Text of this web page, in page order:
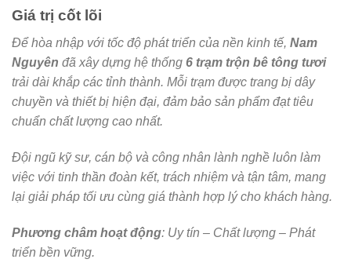
Giá trị cốt lõi
Để hòa nhập với tốc độ phát triển của nền kinh tế, Nam
Nguyên đã xây dựng hệ thống 6 trạm trộn bê tông tươi
trải dài khắp các tỉnh thành. Mỗi trạm được trang bị dây
chuyền và thiết bị hiện đại, đảm bảo sản phẩm đạt tiêu
chuẩn chất lượng cao nhất.
Đội ngũ kỹ sư, cán bộ và công nhân lành nghề luôn làm
việc với tinh thần đoàn kết, trách nhiệm và tận tâm, mang
lại giải pháp tối ưu cùng giá thành hợp lý cho khách hàng.
Phương châm hoạt động: Uy tín – Chất lượng – Phát
triển bền vững.